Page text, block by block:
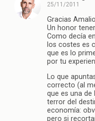
25/11/2011
Gracias
Un honor
Como decía
los costes es
que es lo
por tu
Lo que
correcto (al
que es una
terror del
economía:
pero si